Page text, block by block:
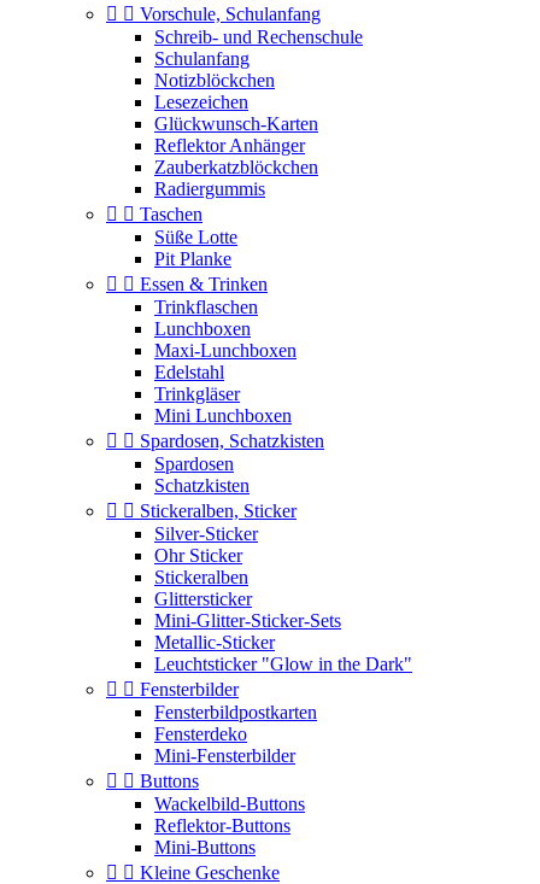
  Vorschule, Schulanfang
Schreib- und Rechenschule
Schulanfang
Notizblöckchen
Lesezeichen
Glückwunsch-Karten
Reflektor Anhänger
Zauberkatzblöckchen
Radiergummis
  Taschen
Süße Lotte
Pit Planke
  Essen & Trinken
Trinkflaschen
Lunchboxen
Maxi-Lunchboxen
Edelstahl
Trinkgläser
Mini Lunchboxen
  Spardosen, Schatzkisten
Spardosen
Schatzkisten
  Stickeralben, Sticker
Silver-Sticker
Ohr Sticker
Stickeralben
Glittersticker
Mini-Glitter-Sticker-Sets
Metallic-Sticker
Leuchtsticker "Glow in the Dark"
  Fensterbilder
Fensterbildpostkarten
Fensterdeko
Mini-Fensterbilder
  Buttons
Wackelbild-Buttons
Reflektor-Buttons
Mini-Buttons
  Kleine Geschenke